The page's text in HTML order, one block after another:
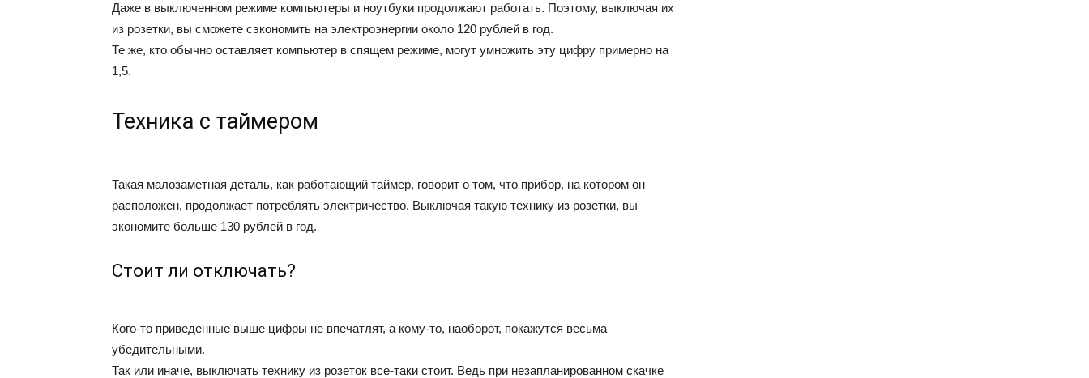
Даже в выключенном режиме компьютеры и ноутбуки продолжают работать. Поэтому, выключая их
из розетки, вы сможете сэкономить на электроэнергии около 120 рублей в год.
Те же, кто обычно оставляет компьютер в спящем режиме, могут умножить эту цифру примерно на
1,5.
Техника с таймером
Такая малозаметная деталь, как работающий таймер, говорит о том, что прибор, на котором он
расположен, продолжает потреблять электричество. Выключая такую технику из розетки, вы
экономите больше 130 рублей в год.
Стоит ли отключать?
Кого-то приведенные выше цифры не впечатлят, а кому-то, наоборот, покажутся весьма
убедительными.
Так или иначе, выключать технику из розеток все-таки стоит. Ведь при незапланированном скачке